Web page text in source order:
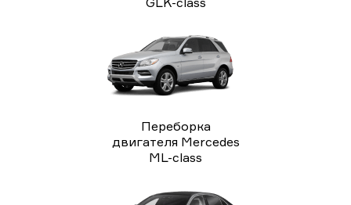
Переборка
двигателя Mercedes
ML-class